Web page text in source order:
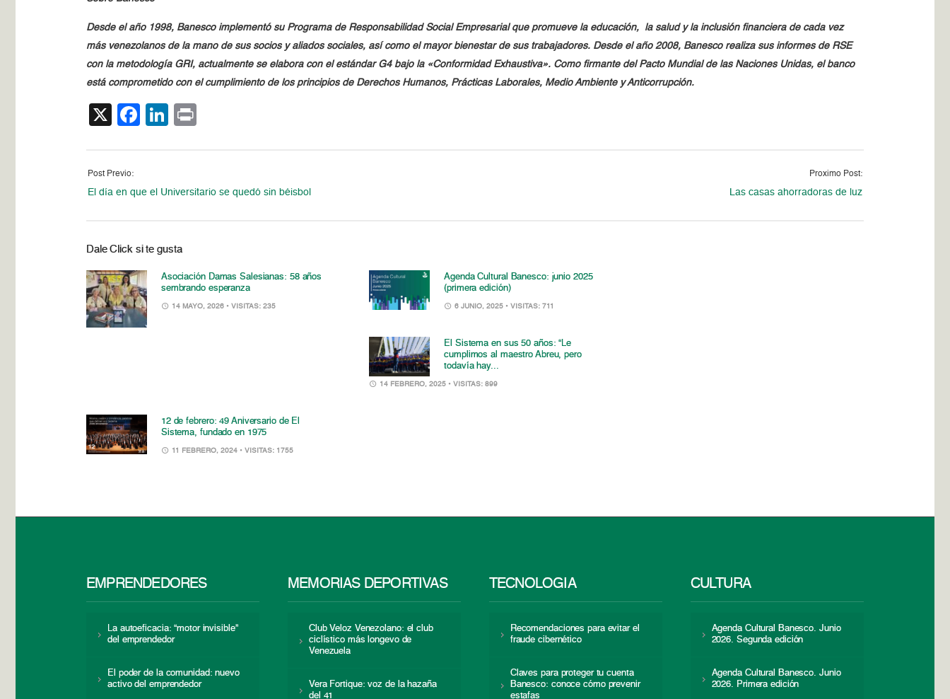
Desde el año 1998, Banesco implementó su Programa de Responsabilidad Social Empresarial que promueve la educación, la salud y la inclusión financiera de cada vez
más venezolanos de la mano de sus socios y aliados sociales, así como el mayor bienestar de sus trabajadores. Desde el año 2008, Banesco realiza sus informes de RSE
con la metodología GRI, actualmente se elabora con el estándar G4 bajo la «Conformidad Exhaustiva». Como firmante del Pacto Mundial de las Naciones Unidas, el banco
está comprometido con el cumplimiento de los principios de Derechos Humanos, Prácticas Laborales, Medio Ambiente y Anticorrupción.
X Facebook
LinkedIn
Post Previo:
El día en que el Universitario se quedó sin béisbol
Proximo Post:
Las casas ahorradoras de luz
Dale Click si te gusta
Asociación Damas Salesianas: 58 años
sembrando esperanza
14 MAYO, 2026 • VISITAS: 235
Agenda Cultural Banesco: junio 2025
(primera edición)
6 JUNIO, 2025 • VISITAS: 711
El Sistema en sus 50 años: “Le
cumplimos al maestro Abreu, pero
todavía hay...
14 FEBRERO, 2025 • VISITAS: 899
12 de febrero: 49 Aniversario de El
Sistema, fundado en 1975
11 FEBRERO, 2024 • VISITAS: 1755
EMPRENDEDORES
La autoeficacia: “motor invisible”
del emprendedor
El poder de la comunidad: nuevo
activo del emprendedor
MEMORIAS DEPORTIVAS
Club Veloz Venezolano: el club
ciclístico más longevo de
Venezuela
Vera Fortique: voz de la hazaña
del 41
TECNOLOGÍA
Recomendaciones para evitar el
fraude cibernético
Claves para proteger tu cuenta
Banesco: conoce cómo prevenir
estafas
CULTURA
Agenda Cultural Banesco. Junio
2026. Segunda edición
Agenda Cultural Banesco. Junio
2026. Primera edición